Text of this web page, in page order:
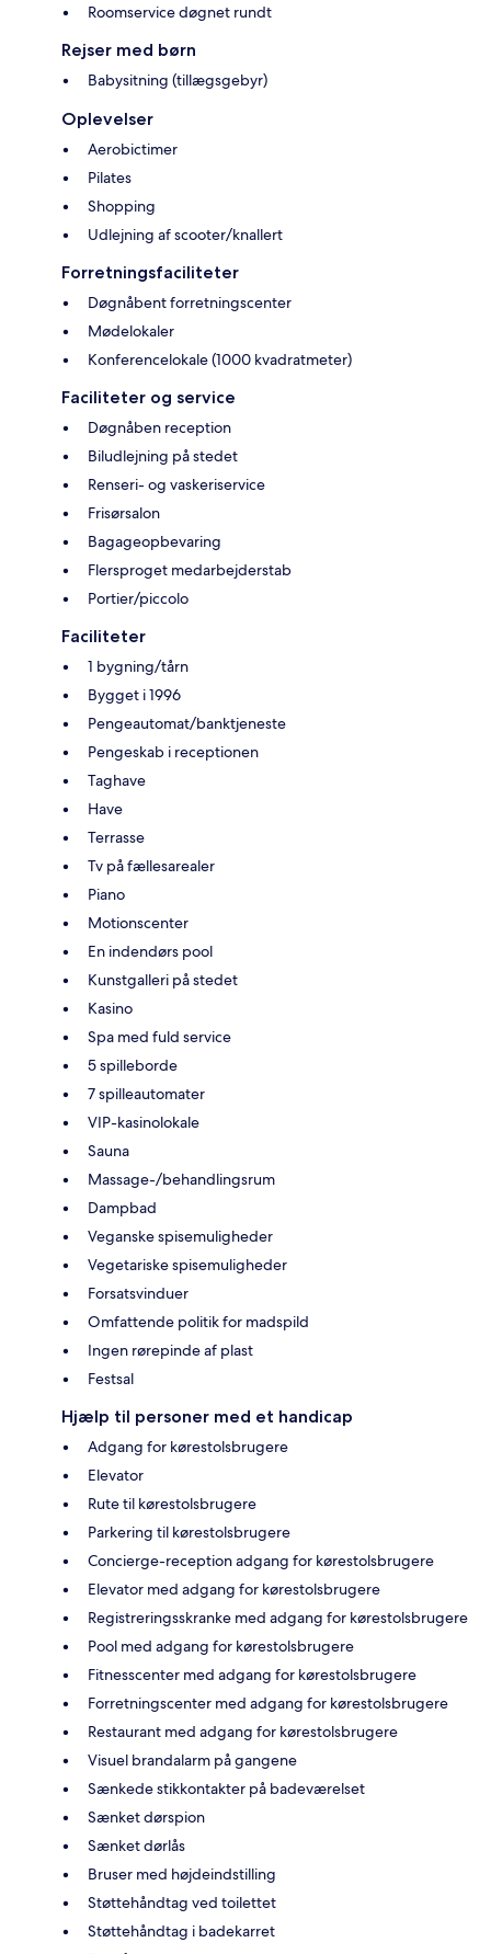
Roomservice døgnet rundt
Rejser med børn
Babysitning (tillægsgebyr)
Oplevelser
Aerobictimer
Pilates
Shopping
Udlejning af scooter/knallert
Forretningsfaciliteter
Døgnåbent forretningscenter
Mødelokaler
Konferencelokale (1000 kvadratmeter)
Faciliteter og service
Døgnåben reception
Biludlejning på stedet
Renseri- og vaskeriservice
Frisørsalon
Bagageopbevaring
Flersproget medarbejderstab
Portier/piccolo
Faciliteter
1 bygning/tårn
Bygget i 1996
Pengeautomat/banktjeneste
Pengeskab i receptionen
Taghave
Have
Terrasse
Tv på fællesarealer
Piano
Motionscenter
En indendørs pool
Kunstgalleri på stedet
Kasino
Spa med fuld service
5 spilleborde
7 spilleautomater
VIP-kasinolokale
Sauna
Massage-/behandlingsrum
Dampbad
Veganske spisemuligheder
Vegetariske spisemuligheder
Forsatsvinduer
Omfattende politik for madspild
Ingen rørepinde af plast
Festsal
Hjælp til personer med et handicap
Adgang for kørestolsbrugere
Elevator
Rute til kørestolsbrugere
Parkering til kørestolsbrugere
Concierge-reception adgang for kørestolsbrugere
Elevator med adgang for kørestolsbrugere
Registreringsskranke med adgang for kørestolsbrugere
Pool med adgang for kørestolsbrugere
Fitnesscenter med adgang for kørestolsbrugere
Forretningscenter med adgang for kørestolsbrugere
Restaurant med adgang for kørestolsbrugere
Visuel brandalarm på gangene
Sænkede stikkontakter på badeværelset
Sænket dørspion
Sænket dørlås
Bruser med højdeindstilling
Støttehåndtag ved toilettet
Støttehåndtag i badekarret